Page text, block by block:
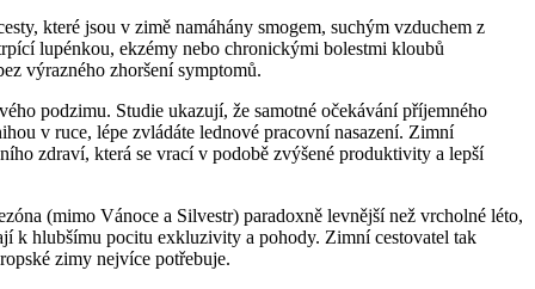
které jsou v zimě namáhány smogem, suchým vzduchem z
lupénkou, ekzémy nebo chronickými bolestmi kloubů
výrazného zhoršení symptomů.
podzimu. Studie ukazují, že samotné očekávání příjemného
v ruce, lépe zvládáte lednové pracovní nasazení. Zimní
zdraví, která se vrací v podobě zvýšené produktivity a lepší
(mimo Vánoce a Silvestr) paradoxně levnější než vrcholné léto,
k hlubšímu pocitu exkluzivity a pohody. Zimní cestovatel tak
zimy nejvíce potřebuje.